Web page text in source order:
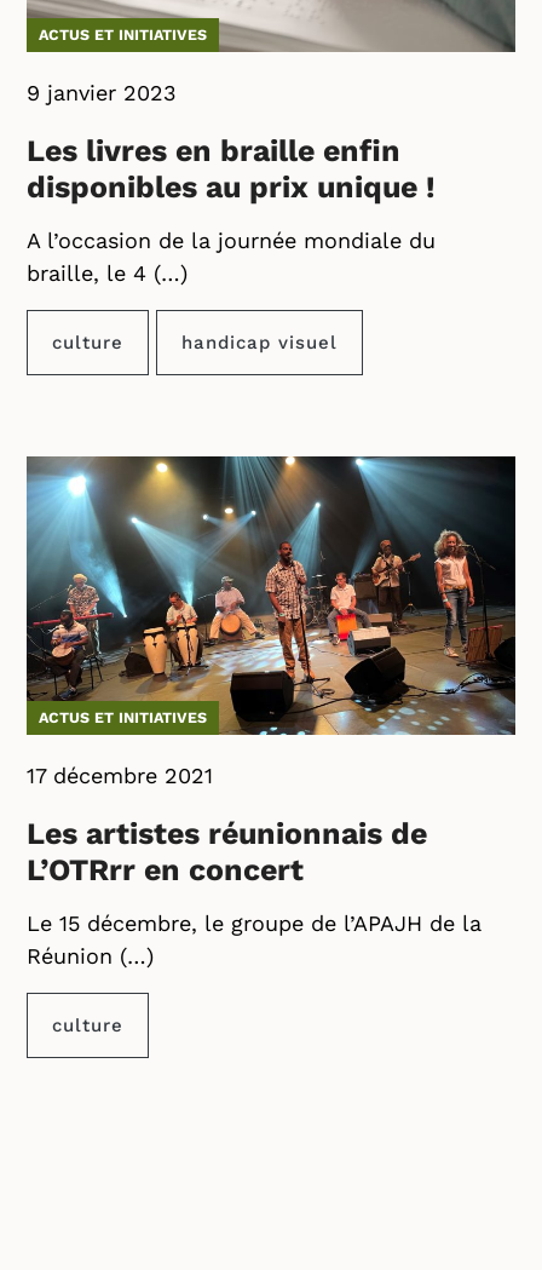
ACTUS ET INITIATIVES
9 janvier 2023
Les livres en braille enfin
disponibles au prix unique !
A l’occasion de la journée mondiale du
braille, le 4 (…)
culture handicap visuel
ACTUS ET INITIATIVES
17 décembre 2021
Les artistes réunionnais de
L’OTRrr en concert
Le 15 décembre, le groupe de l’APAJH de la
Réunion (…)
culture